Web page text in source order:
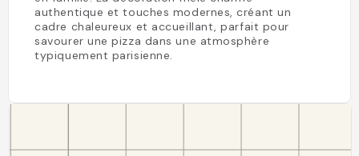
authentique et touches modernes, créant un
cadre chaleureux et accueillant, parfait pour
savourer une pizza dans une atmosphère
typiquement parisienne.